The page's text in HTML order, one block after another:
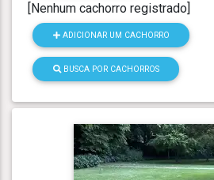
[Nenhum cachorro registrado]
ADICIONAR UM CACHORRO
BUSCA POR CACHORROS